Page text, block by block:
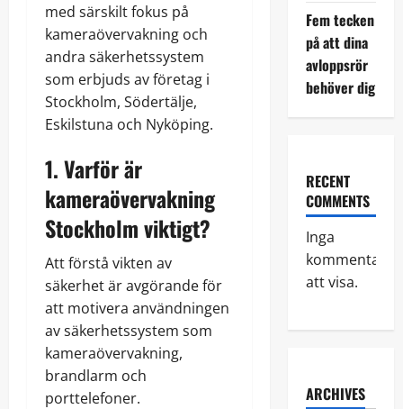
med särskilt fokus på
kameraövervakning och
andra säkerhetssystem
som erbjuds av företag i
Stockholm, Södertälje,
Eskilstuna och Nyköping.
1. Varför är
kameraövervakning
Stockholmviktigt?
Att förstå vikten av
säkerhet är avgörande för
att motivera användningen
av säkerhetssystem som
kameraövervakning,
brandlarm och
porttelefoner.
Fem tecken
på att dina
avloppsrör
behöver dig
RECENT
COMMENTS
Inga
kommentarer
att visa.
ARCHIVES